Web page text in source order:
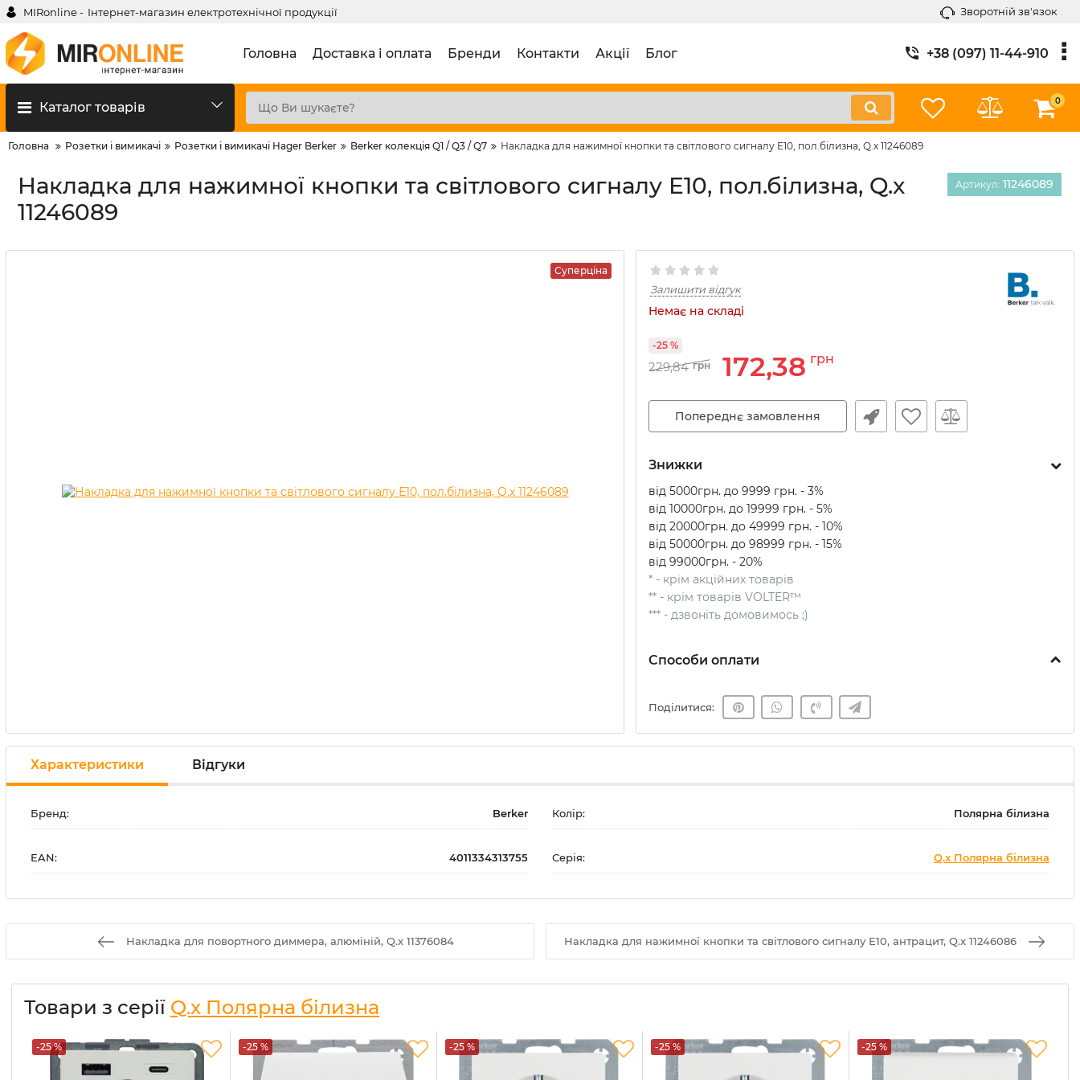
MIRonline - Інтернет-магазин електротехнічної продукції Зворотній зв'язок
Головна Доставка і оплата Бренди Контакти Акції Блог +38 (097) 11-44-910
Каталог товарів 0
Головна Розетки і вимикачі Розетки і вимикачі Hager Berker Berker колекція Q1 / Q3 / Q7 Накладка для нажимної кнопки та світлового сигналу Е10, пол.білизна, Q.x 11246089
Накладка для нажимної кнопки та світлового сигналу Е10, пол.білизна, Q.x
11246089
Артикул: 11246089
Суперціна
Залишити відгук
Немає на складі
229,84 грн 172,38 грн
-25 %
Попереднє замовлення
Знижки
від 5000грн. до 9999 грн. - 3%
від 10000грн. до 19999 грн. - 5%
від 20000грн. до 49999 грн. - 10%
від 50000грн. до 98999 грн. - 15%
від 99000грн. - 20%
* - крім акційних товарів
** - крім товарів VOLTER™
*** - дзвоніть домовимось ;)
Способи оплати
Поділитися:
Характеристики Відгуки
Бренд: Berker Колір: Полярна білизна
EAN: 4011334313755 Серія: Q.x Полярна білизна
Накладка для повортного диммера, алюміній, Q.x 11376084 Накладка для нажимної кнопки та світлового сигналу Е10, антрацит, Q.x 11246086
Товари з серії Q.x Полярна білизна
-25 % -25 % -25 % -25 % -25 %